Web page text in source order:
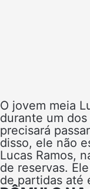
O jovem meia
durante um
precisará
disso, ele não
Lucas Ramos,
de reservas.
de partidas até